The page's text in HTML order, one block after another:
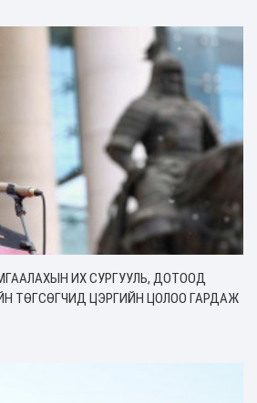
ИХ СУРГУУЛЬ, ДОТООД
ТӨГСӨГЧИД ЦЭРГИЙН ЦОЛОО ГАРДАЖ